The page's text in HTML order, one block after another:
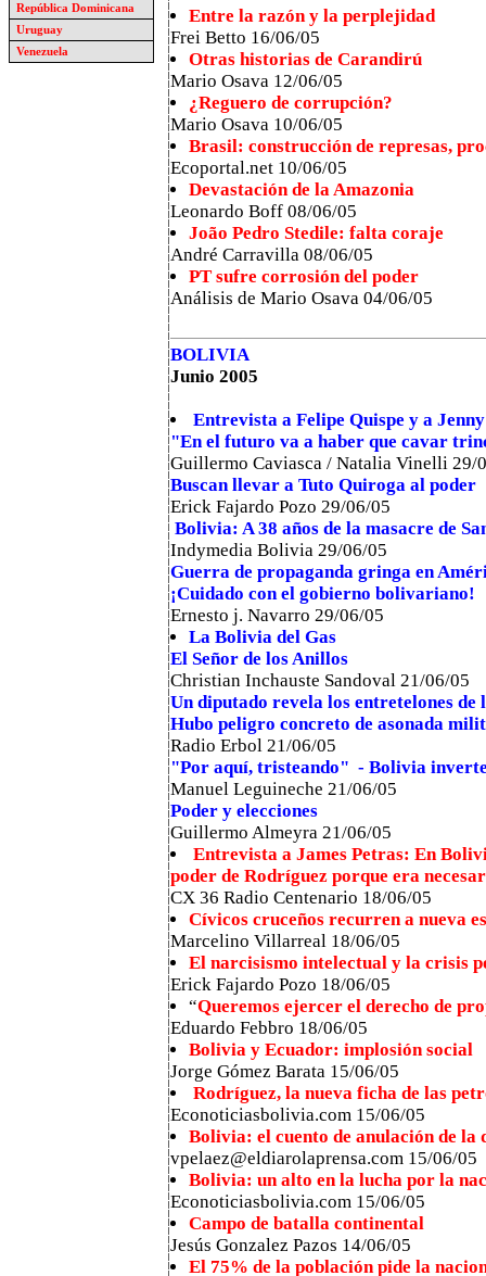
República Dominicana
Uruguay
Venezuela
Entre la razón y la perplejidad
Frei Betto 16/06/05
Otras historias de Carandirú
Mario Osava 12/06/05
¿Reguero de corrupción?
Mario Osava 10/06/05
Brasil: construcción de represas,
Ecoportal.net 10/06/05
Devastación de la Amazonia
Leonardo Boff 08/06/05
João Pedro Stedile: falta coraje
André Carravilla 08/06/05
PT sufre corrosión del poder
Análisis de Mario Osava 04/06/05
BOLIVIA
Junio 2005
Entrevista a Felipe Quispe y a
"En el futuro va a haber que cavar
Guillermo Caviasca / Natalia Vinelli 29/
Buscan llevar a Tuto Quiroga al poder
Erick Fajardo Pozo 29/06/05
Bolivia: A 38 años de la masacre de
Indymedia Bolivia 29/06/05
Guerra de propaganda gringa en
¡Cuidado con el gobierno bolivariano!
Ernesto j. Navarro 29/06/05
La Bolivia del Gas
El Señor de los Anillos
Christian Inchauste Sandoval 21/06/05
Un diputado revela los entretelones
Hubo peligro concreto de asonada
Radio Erbol 21/06/05
"Por aquí, tristeando" - Bolivia
Manuel Leguineche 21/06/05
Poder y elecciones
Guillermo Almeyra 21/06/05
Entrevista a James Petras: En
poder de Rodríguez porque era
CX 36 Radio Centenario 18/06/05
Cívicos cruceños recurren a nueva
Marcelino Villarreal 18/06/05
El narcisismo intelectual y la crisis
Erick Fajardo Pozo 18/06/05
“Queremos ejercer el derecho de
Eduardo Febbro 18/06/05
Bolivia y Ecuador: implosión social
Jorge Gómez Barata 15/06/05
Rodríguez, la nueva ficha de las
Econoticiasbolivia.com 15/06/05
Bolivia: el cuento de anulación de la
vpelaez@eldiarolaprensa.com 15/06/05
Bolivia: un alto en la lucha por la
Econoticiasbolivia.com 15/06/05
Campo de batalla continental
Jesús Gonzalez Pazos 14/06/05
El 75% de la población pide la